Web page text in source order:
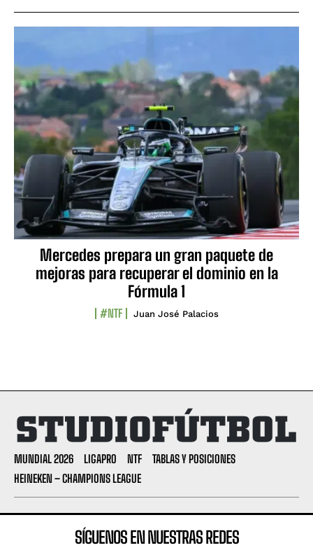
Mercedes prepara un gran paquete de
mejoras para recuperar el dominio en la
Fórmula 1
#NTF Juan José Palacios
MUNDIAL 2026 LIGAPRO NTF
TABLAS Y POSICIONES
HEINEKEN – CHAMPIONS LEAGUE
SÍGUENOS EN NUESTRAS REDES